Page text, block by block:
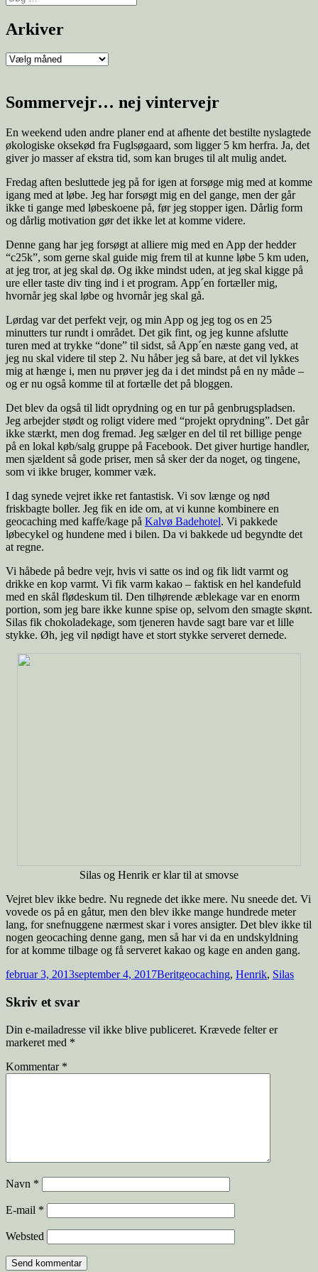
Arkiver
Sommervejr… nej vintervejr
En weekend uden andre planer end at afhente det bestilte nyslagtede
økologiske oksekød fra Fuglsøgaard, som ligger 5 km herfra. Ja, det
giver jo masser af ekstra tid, som kan bruges til alt mulig andet.
Fredag aften besluttede jeg på for igen at forsøge mig med at komme
igang med at løbe. Jeg har forsøgt mig en del gange, men der går
ikke ti gange med løbeskoene på, før jeg stopper igen. Dårlig form
og dårlig motivation gør det ikke let at komme videre.
Denne gang har jeg forsøgt at alliere mig med en App der hedder
“c25k”, som gerne skal guide mig frem til at kunne løbe 5 km uden,
at jeg tror, at jeg skal dø. Og ikke mindst uden, at jeg skal kigge på
ure eller taste div ting ind i et program. App´en fortæller mig,
hvornår jeg skal løbe og hvornår jeg skal gå.
Lørdag var det perfekt vejr, og min App og jeg tog os en 25
minutters tur rundt i området. Det gik fint, og jeg kunne afslutte
turen med at trykke “done” til sidst, så App´en næste gang ved, at
jeg nu skal videre til step 2. Nu håber jeg så bare, at det vil lykkes
mig at hænge i, men nu prøver jeg da i det mindst på en ny måde –
og er nu også komme til at fortælle det på bloggen.
Det blev da også til lidt oprydning og en tur på genbrugspladsen.
Jeg arbejder stødt og roligt videre med “projekt oprydning”. Det går
ikke stærkt, men dog fremad. Jeg sælger en del til ret billige penge
på en lokal køb/salg gruppe på Facebook. Det giver hurtige handler,
men sjældent så gode priser, men så sker der da noget, og tingene,
som vi ikke bruger, kommer væk.
I dag synede vejret ikke ret fantastisk. Vi sov længe og nød
friskbagte boller. Jeg fik en ide om, at vi kunne kombinere en
geocaching med kaffe/kage på Kalvø Badehotel. Vi pakkede
løbecykel og hundene med i bilen. Da vi bakkede ud begyndte det
at regne.
Vi håbede på bedre vejr, hvis vi satte os ind og fik lidt varmt og
drikke en kop varmt. Vi fik varm kakao – faktisk en hel kandefuld
med en skål flødeskum til. Den tilhørende æblekage var en enorm
portion, som jeg bare ikke kunne spise op, selvom den smagte skønt.
Silas fik chokoladekage, som tjeneren havde sagt bare var et lille
stykke. Øh, jeg vil nødigt have et stort stykke serveret dernede.
Silas og Henrik er klar til at smovse
Vejret blev ikke bedre. Nu regnede det ikke mere. Nu sneede det. Vi
vovede os på en gåtur, men den blev ikke mange hundrede meter
lang, for snefnuggene nærmest skar i vores ansigter. Det blev ikke til
nogen geocaching denne gang, men så har vi da en undskyldning
for at komme tilbage og få serveret kakao og kage en anden gang.
februar 3, 2013september 4, 2017Beritgeocaching, Henrik, Silas
Skriv et svar
Din e-mailadresse vil ikke blive publiceret. Krævede felter er
markeret med *
Kommentar *
Navn *
E-mail *
Websted